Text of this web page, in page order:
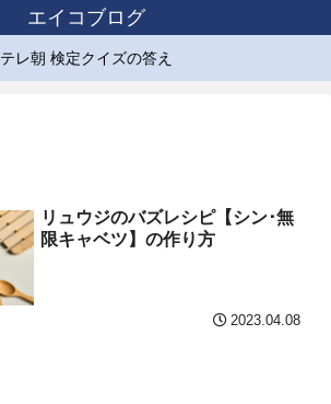
エイコブログ
テレ朝 検定クイズの答え
リュウジのバズレシピ【シン･無
限キャベツ】の作り方
2023.04.08